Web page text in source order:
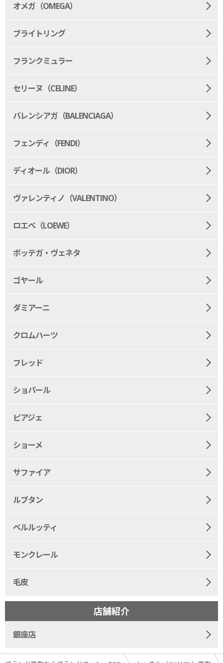
オメガ（OMEGA）
ブライトリング
フランクミュラー
セリーヌ（CELINE）
バレンシアガ（BALENCIAGA）
フェンディ（FENDI）
ディオール（DIOR）
ヴァレンティノ（VALENTINO）
ロエベ（LOEWE）
ボッテガ・ヴェネタ
ゴヤール
ダミアーニ
クロムハーツ
フレッド
ショパール
ピアジェ
ショーメ
サファイア
ルブタン
ベルルッティ
モンクレール
毛皮
店舗紹介
銀座店